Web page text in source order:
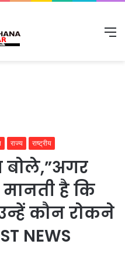
राज्य राष्ट्रीय
बोले,”अगर
है कि
कौन रोकने
NEWS